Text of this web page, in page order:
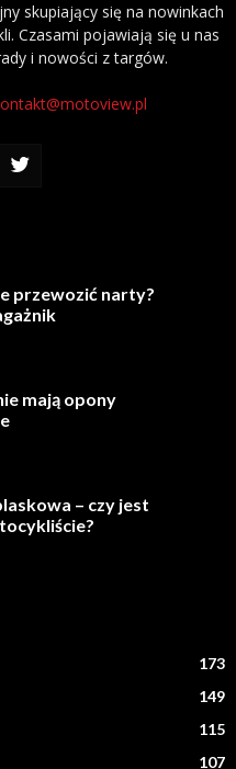
skupiający się na nowinkach
Czasami pojawiają się u nas
i nowości z targów.
przewozić narty?
mają opony
– czy jest
173
149
115
107